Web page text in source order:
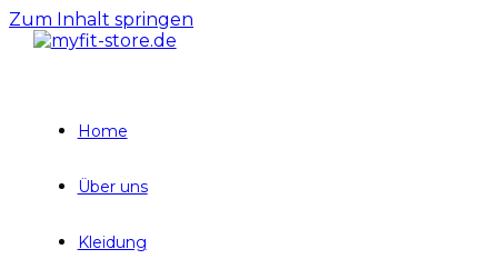
Zum Inhalt springen
Home
Über uns
Kleidung